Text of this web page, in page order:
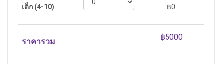
ราคารวม
เด็ก (4-10) ฿0